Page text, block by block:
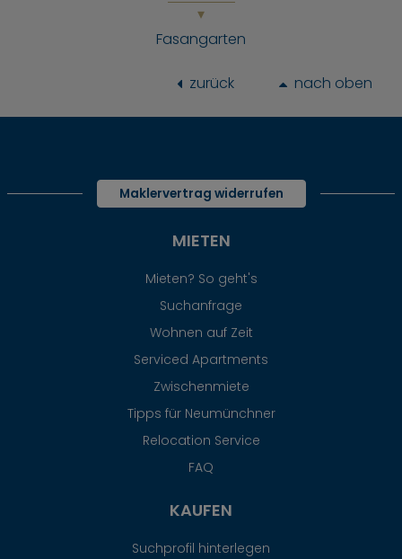
Fasangarten
zurück nach oben
Maklervertrag widerrufen
MIETEN
Mieten? So geht's
Suchanfrage
Wohnen auf Zeit
Serviced Apartments
Zwischenmiete
Tipps für Neumünchner
Relocation Service
FAQ
KAUFEN
Suchprofil hinterlegen